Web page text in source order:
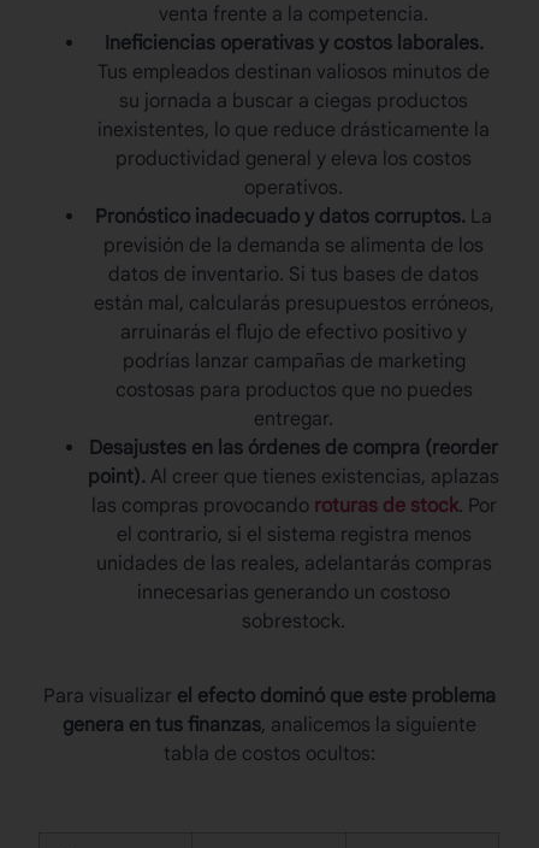
venta frente a la competencia.
Ineficiencias operativas y costos laborales.
Tus empleados destinan valiosos minutos de
su jornada a buscar a ciegas productos
inexistentes, lo que reduce drásticamente la
productividad general y eleva los costos
operativos.
Pronóstico inadecuado y datos corruptos. La
previsión de la demanda se alimenta de los
datos de inventario. Si tus bases de datos
están mal, calcularás presupuestos erróneos,
arruinarás el flujo de efectivo positivo y
podrías lanzar campañas de marketing
costosas para productos que no puedes
entregar.
Desajustes en las órdenes de compra (reorder
point). Al creer que tienes existencias, aplazas
las compras provocando roturas de stock. Por
el contrario, si el sistema registra menos
unidades de las reales, adelantarás compras
innecesarias generando un costoso
sobrestock.
Para visualizar el efecto dominó que este problema
genera en tus finanzas, analicemos la siguiente
tabla de costos ocultos: